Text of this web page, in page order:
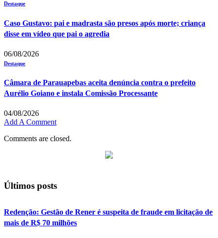
Destaque
Caso Gustavo: pai e madrasta são presos após morte; criança
disse em vídeo que pai o agredia
06/08/2026
Destaque
Câmara de Parauapebas aceita denúncia contra o prefeito
Aurélio Goiano e instala Comissão Processante
04/08/2026
Add A Comment
Comments are closed.
Últimos posts
Redenção: Gestão de Rener é suspeita de fraude em licitação de
mais de R$ 70 milhões